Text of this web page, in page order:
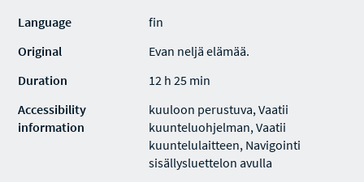
Language
fin
Original
Evan neljä elämää.
Duration
12 h 25 min
Accessibility
information
kuuloon perustuva, Vaatii
kuunteluohjelman, Vaatii
kuuntelulaitteen, Navigointi
sisällysluettelon avulla